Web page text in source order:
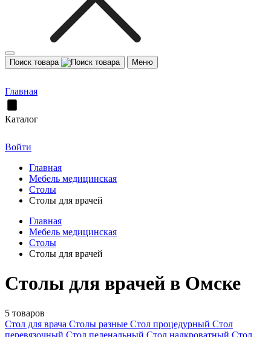
Поиск товара Меню
Главная
Каталог
Войти
Главная
Мебель медицинская
Столы
Столы для врачей
Главная
Мебель медицинская
Столы
Столы для врачей
Столы для врачей в Омске
5 товаров
Стол для врача Столы разные Стол процедурный Стол
перевязочный Стол пеленальный Стол надкроватный Стол